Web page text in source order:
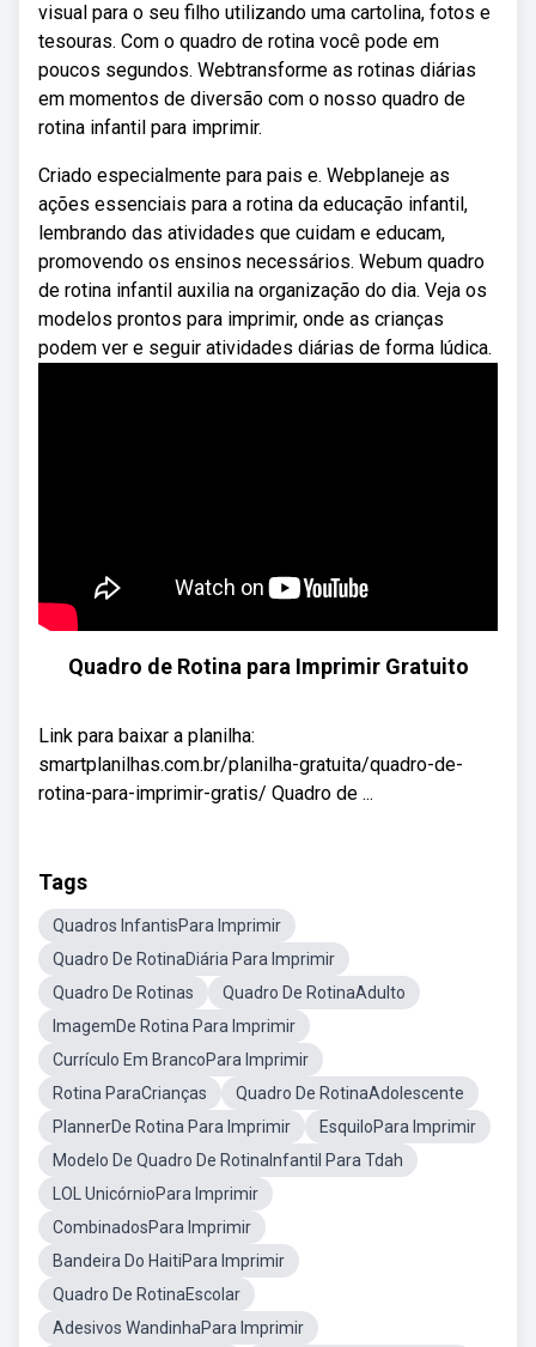
visual para o seu filho utilizando uma cartolina, fotos e
tesouras. Com o quadro de rotina você pode em
poucos segundos. Webtransforme as rotinas diárias
em momentos de diversão com o nosso quadro de
rotina infantil para imprimir.
Criado especialmente para pais e. Webplaneje as
ações essenciais para a rotina da educação infantil,
lembrando das atividades que cuidam e educam,
promovendo os ensinos necessários. Webum quadro
de rotina infantil auxilia na organização do dia. Veja os
modelos prontos para imprimir, onde as crianças
podem ver e seguir atividades diárias de forma lúdica.
Quadro de Rotina para Imprimir Gratuito
Link para baixar a planilha:
smartplanilhas.com.br/planilha-gratuita/quadro-de-
rotina-para-imprimir-gratis/ Quadro de ...
Tags
Quadros InfantisPara Imprimir
Quadro De RotinaDiária Para Imprimir
Quadro De Rotinas
Quadro De RotinaAdulto
ImagemDe Rotina Para Imprimir
Currículo Em BrancoPara Imprimir
Rotina ParaCrianças
Quadro De RotinaAdolescente
PlannerDe Rotina Para Imprimir
EsquiloPara Imprimir
Modelo De Quadro De RotinaInfantil Para Tdah
LOL UnicórnioPara Imprimir
CombinadosPara Imprimir
Bandeira Do HaitiPara Imprimir
Quadro De RotinaEscolar
Adesivos WandinhaPara Imprimir